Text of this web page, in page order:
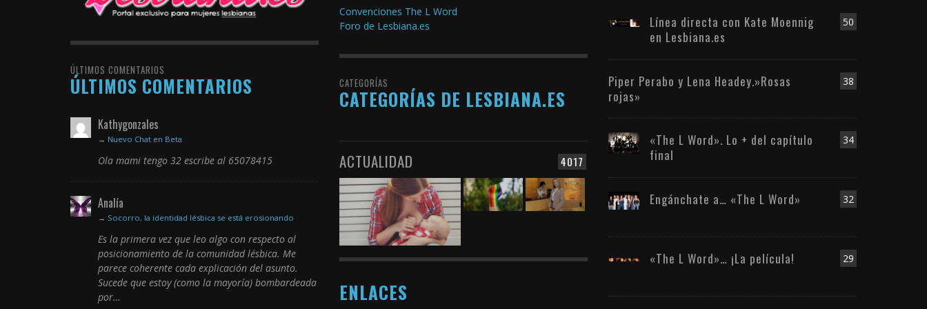
ÚLTIMOS COMENTARIOS
ÚLTIMOS COMENTARIOS
Kathygonzales
→ Nuevo Chat en Beta
Ola mami tengo 32 escribe al 65078415
Analía
→ Socorro, la identidad lésbica se está erosionando
Es la primera vez que leo algo con respecto al
posicionamiento de la comunidad lésbica. Me
parece coherente cada explicación del asunto.
Sucede que estoy (como la mayoría) bombardeada
por…
Convenciones The L Word
Foro de Lesbiana.es
CATEGORÍAS
CATEGORÍAS DE LESBIANA.ES
4017
ACTUALIDAD
ENLACES
50
Línea directa con Kate Moennig
en Lesbiana.es
38
Piper Perabo y Lena Headey.»Rosas
rojas»
34
«The L Word». Lo + del capítulo
final
32
Engánchate a… «The L Word»
29
«The L Word»… ¡La película!